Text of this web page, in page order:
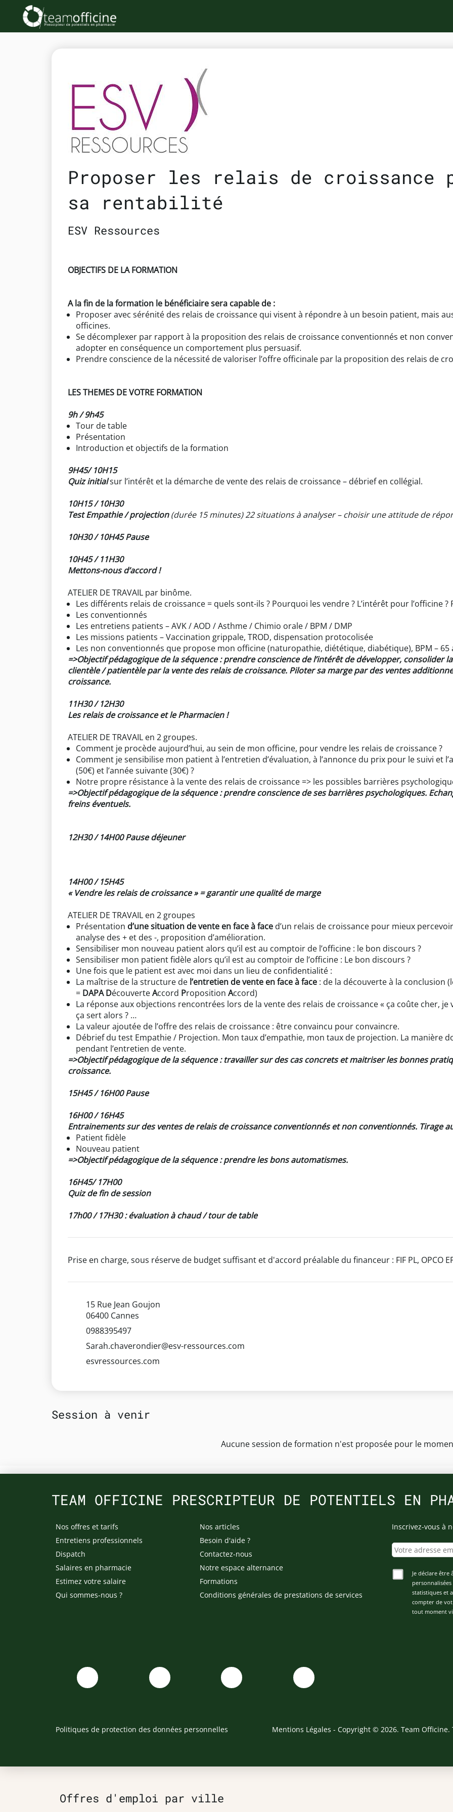
Proposer les relais de croissance
sa rentabilité
ESV Ressources
OBJECTIFS DE LA FORMATION
A la fin de la formation le bénéficiaire sera capable de :
Proposer avec sérénité des relais de croissance qui visent à répondre à un besoin patient, mais
officines.
Se décomplexer par rapport à la proposition des relais de croissance conventionnés et non
adopter en conséquence un comportement plus persuasif.
Prendre conscience de la nécessité de valoriser l’offre officinale par la proposition des relais de
LES THEMES DE VOTRE FORMATION
9h / 9h45
Tour de table
Présentation
Introduction et objectifs de la formation
9H45/ 10H15
Quiz initialsur l’intérêt et la démarche de vente des relais de croissance – débrief en collégial.
10H15 / 10H30
Test Empathie / projection(durée 15 minutes) 22 situations à analyser – choisir une attitude de
10H30 / 10H45 Pause
10H45 / 11H30
Mettons-nous d’accord !
ATELIER DE TRAVAIL par binôme.
Les différents relais de croissance = quels sont-ils ? Pourquoi les vendre ? L’intérêt pour l’officine ?
Les conventionnés
Les entretiens patients – AVK / AOD / Asthme / Chimio orale / BPM / DMP
Les missions patients – Vaccination grippale, TROD, dispensation protocolisée
Les non conventionnés que propose mon officine (naturopathie, diététique, diabétique), BPM – 65
=>Objectif pédagogique de la séquence : prendre conscience de l’intérêt de développer, consolider
clientèle / patientèle par la vente des relais de croissance. Piloter sa marge par des ventes
croissance.
11H30 / 12H30
Les relais de croissance et le Pharmacien !
ATELIER DE TRAVAIL en 2 groupes.
Comment je procède aujourd’hui, au sein de mon officine, pour vendre les relais de croissance ?
Comment je sensibilise mon patient à l’entretien d’évaluation, à l’annonce du prix pour le suivi et
(50€) et l’année suivante (30€) ?
Notre propre résistance à la vente des relais de croissance => les possibles barrières
=>Objectif pédagogique de la séquence : prendre conscience de ses barrières psychologiques.
freins éventuels.
12H30 / 14H00 Pause déjeuner
14H00 / 15H45
« Vendre les relais de croissance » = garantir une qualité de marge
ATELIER DE TRAVAIL en 2 groupes
Présentation d’une situation de vente en face à face d’un relais de croissance pour mieux
analyse des + et des -, proposition d’amélioration.
Sensibiliser mon nouveau patient alors qu’il est au comptoir de l’officine : le bon discours ?
Sensibiliser mon patient fidèle alors qu’il est au comptoir de l’officine : Le bon discours ?
Une fois que le patient est avec moi dans un lieu de confidentialité :
La maîtrise de la structure de l’entretien de vente en face à face : de la découverte à la conclusion
= DAPA DécouverteAccord Proposition Accord)
La réponse aux objections rencontrées lors de la vente des relais de croissance « ça coûte cher,
ça sert alors ? …
La valeur ajoutée de l’offre des relais de croissance : être convaincu pour convaincre.
Débrief du test Empathie / Projection. Mon taux d’empathie, mon taux de projection. La manière
pendant l’entretien de vente.
=>Objectif pédagogique de la séquence : travailler sur des cas concrets et maitriser les bonnes
croissance.
15H45 / 16H00 Pause
16H00 / 16H45
Entrainements sur des ventes de relais de croissance conventionnés et non conventionnés. Tirage
Patient fidèle
Nouveau patient
=>Objectif pédagogique de la séquence : prendre les bons automatismes.
16H45/ 17H00
Quiz de fin de session
17h00 / 17H30 : évaluation à chaud / tour de table
Prise en charge, sous réserve de budget suffisant et d'accord préalable du financeur : FIF PL, OPCO
15 Rue Jean Goujon
06400 Cannes
0988395497
Sarah.chaverondier@esv-ressources.com
esvressources.com
Session à venir
Aucune session de formation n'est proposée pour le
TEAM OFFICINE PRESCRIPTEUR DE POTENTIELS EN
Nos offres et tarifs
Entretiens professionnels
Dispatch
Salaires en pharmacie
Estimez votre salaire
Qui sommes-nous ?
Nos articles
Besoin d'aide ?
Contactez-nous
Notre espace alternance
Formations
Conditions générales de prestations de services
Inscrivez-vous à
Je déclare être
statistiques et
compter de
tout moment
Politiques de protection des données personnelles Mentions Légales - Copyright © 2026. Team Officine.
Offres d'emploi par ville